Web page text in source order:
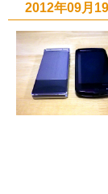
2012年09月